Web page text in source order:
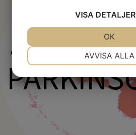
VISA DETALJER
MARKNADSFÖRING
AVVISA ALLA
OK